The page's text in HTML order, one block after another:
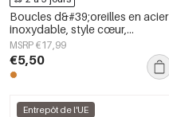
Boucles d&#39;oreilles en acier
inoxydable, style cœur,
collection simple, bijoux pour
femmes
MSRP €17,99
€5,50
Entrepôt de l'UE